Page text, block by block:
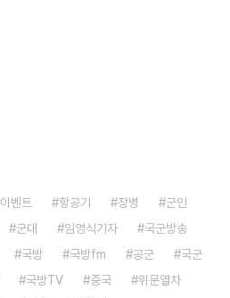
이벤트 항공기 장병
군인
군대 임영식기자
국군방송
국방 국방fm 공군
국군
국방TV 중국
위문열차